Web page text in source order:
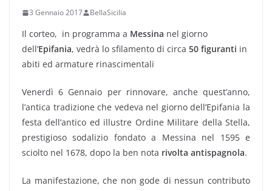
3 Gennaio 2017 BellaSicilia
Il corteo, in programma a Messina nel giorno
dell’Epifania, vedrà lo sfilamento di circa 50 figuranti in
abiti ed armature rinascimentali
Venerdì 6 Gennaio per rinnovare, anche quest’anno,
l’antica tradizione che vedeva nel giorno dell’Epifania la
festa dell’antico ed illustre Ordine Militare della Stella,
prestigioso sodalizio fondato a Messina nel 1595 e
sciolto nel 1678, dopo la ben nota rivolta antispagnola.
La manifestazione, che non gode di nessun contributo